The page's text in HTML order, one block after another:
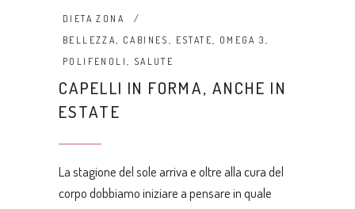
DIETA ZONA
BELLEZZA, CABINES , ESTATE, OMEGA 3 ,
POLIFENOLI, SALUTE
CAPELLI IN FORMA, ANCHE IN
ESTATE
La stagione del sole arriva e oltre alla cura del
corpo dobbiamo iniziare a pensare in quale